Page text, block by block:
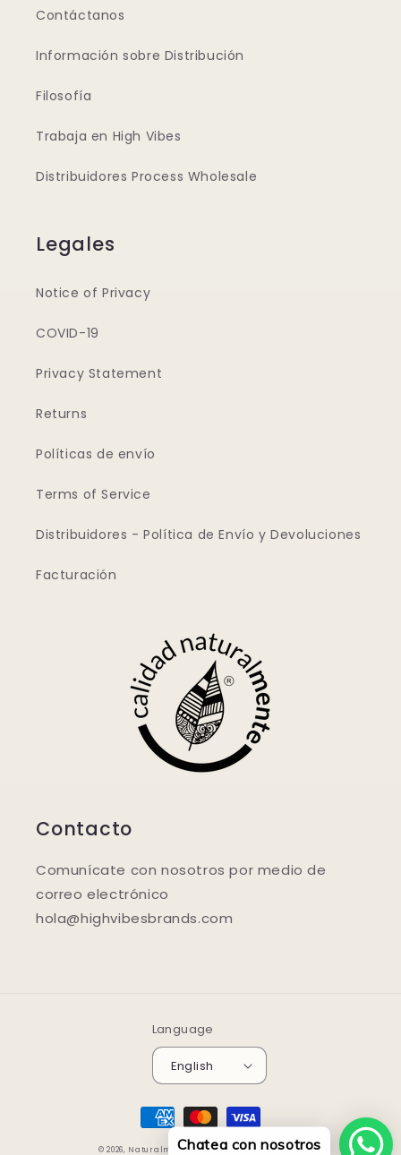
Contáctanos
Información sobre Distribución
Filosofía
Trabaja en High Vibes
Distribuidores Process Wholesale
Legales
Notice of Privacy
COVID-19
Privacy Statement
Returns
Políticas de envío
Terms of Service
Distribuidores - Política de Envío y Devoluciones
Facturación
Contacto
Comunícate con nosotros por medio de
correo electrónico
hola@highvibesbrands.com
Language
English
Payment
methods
© 2026, Naturalmente.store Powered by Shopify
Chatea con nosotros